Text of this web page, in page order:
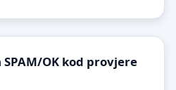
OK kod provjere